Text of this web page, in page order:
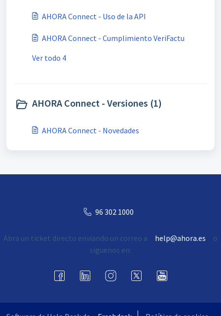
AHORA Connect - Uso de la API
AHORA Connect - Cumplimiento VeriFactu
Ver todo 4
AHORA Connect - Versiones (1)
AHORA Connect - Novedades
96 302 1000
Abra un ticket directo enviando un correo a help@ahora.es
o
siguenos en: